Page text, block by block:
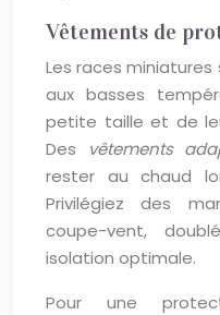
Vêtements de
Les races
aux basses
petite taille et de
Des
vêtements
rester au chaud
Privilégiez des
coupe-vent,
isolation optimale.
Pour une